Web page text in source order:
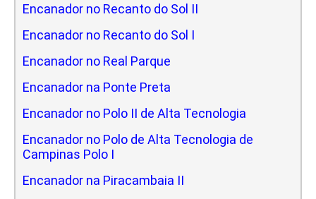
Encanador no Recanto do Sol II
Encanador no Recanto do Sol I
Encanador no Real Parque
Encanador na Ponte Preta
Encanador no Polo II de Alta Tecnologia
Encanador no Polo de Alta Tecnologia de
Campinas Polo I
Encanador na Piracambaia II